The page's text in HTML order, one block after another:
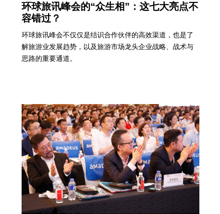
环球旅讯峰会的“众生相”：这七大亮点不
容错过？
环球旅讯峰会不仅仅是结识合作伙伴的高效渠道，也是了
解旅游业发展趋势，以及旅游市场龙头企业战略、战术与
思路的重要通道。